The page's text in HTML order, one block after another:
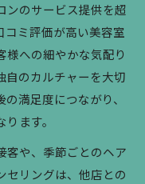
ンのサービス提供を超
コミ評価が高い美容室
への細やかな気配り
自のカルチャーを大切
満足度につながり、
ます。
客や、季節ごとのヘア
セリングは、他店との